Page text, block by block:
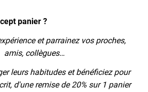
panier ?
et parrainez vos proches,
amis, collègues…
leurs habitudes et bénéficiez pour
d'une remise de 20% sur 1 panier